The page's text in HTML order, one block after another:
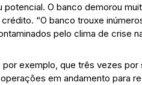
O banco demorou
“O banco trouxe
pelo clima de crise
exemplo, que três vezes
em andamento para